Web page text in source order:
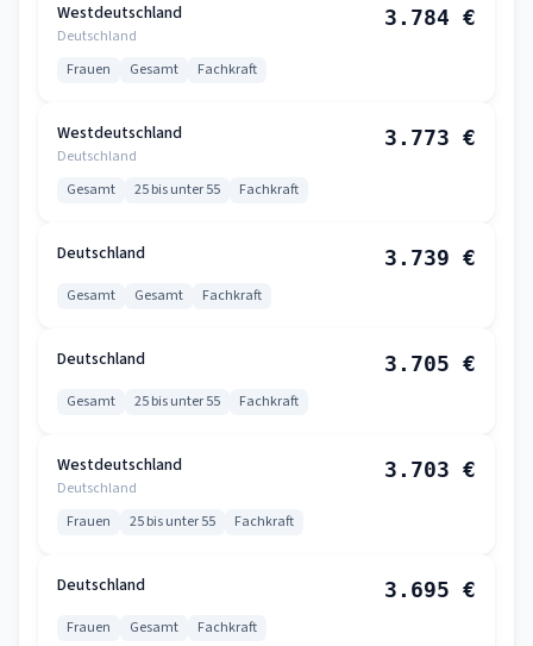
Westdeutschland
Deutschland
3.784 €
Frauen Gesamt Fachkraft
Westdeutschland
Deutschland
3.773 €
Gesamt 25 bis unter 55 Fachkraft
Deutschland 3.739 €
Gesamt Gesamt Fachkraft
Deutschland 3.705 €
Gesamt 25 bis unter 55 Fachkraft
Westdeutschland
Deutschland
3.703 €
Frauen 25 bis unter 55 Fachkraft
Deutschland 3.695 €
Frauen Gesamt Fachkraft